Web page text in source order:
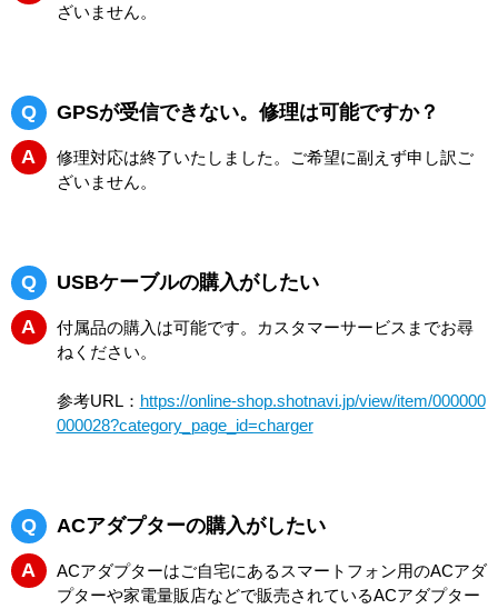
ざいません。
Q
GPSが受信できない。修理は可能ですか？
A
修理対応は終了いたしました。ご希望に副えず申し訳ご
ざいません。
Q
USBケーブルの購入がしたい
A
付属品の購入は可能です。カスタマーサービスまでお尋
ねください。
参考URL： https://online-shop.shotnavi.jp/view/item/000000
000028?category_page_id=charger
Q
ACアダプターの購入がしたい
A
ACアダプターはご自宅にあるスマートフォン用のACアダ
プターや家電量販店などで販売されているACアダプター